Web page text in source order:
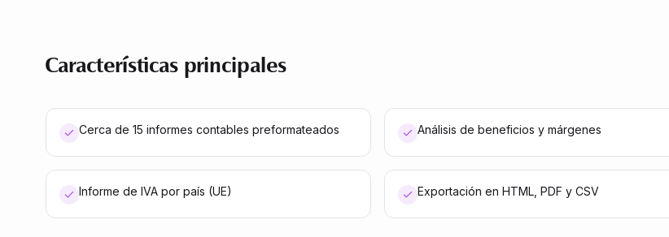
Características principales
Cerca de 15 informes contables preformateados Análisis de beneficios y márgenes
Informe de IVA por país (UE) Exportación en HTML, PDF y CSV